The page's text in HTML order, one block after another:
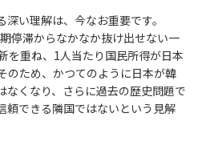
い理解は、今なお重要です。
停滞からなかなか抜け出せない一
を重ね、1人当たり国民所得が日本
のため、かつてのように日本が韓
なくなり、さらに過去の歴史問題で
頼できる隣国ではないという見解